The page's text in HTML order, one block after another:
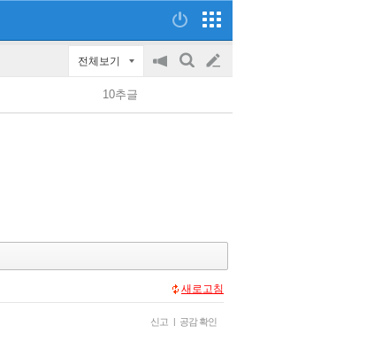
전체보기
공
on/off
검
글
쓰
10추글
새로고침
신고 | 공감 확인